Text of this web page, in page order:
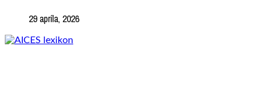
29 apríla, 2026